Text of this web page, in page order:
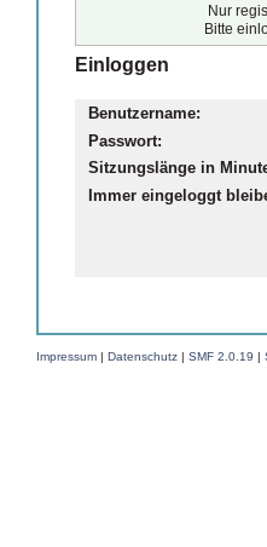
Nur
Bitte
Einloggen
Benutzername:
Passwort:
Sitzungslänge in
Immer eingeloggt
Impressum Datenschutz SMF 2.0.19